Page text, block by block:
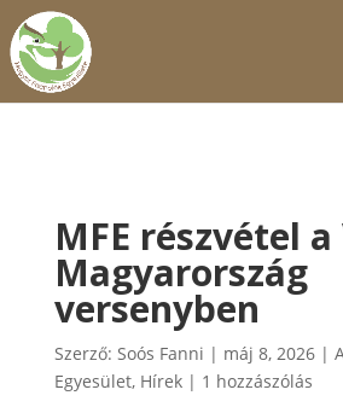
MFE részvétel
Magyarország
versenyben
Szerző: Soós Fanni | máj 8, 2026|
Egyesület, Hírek| 1 hozzászólás